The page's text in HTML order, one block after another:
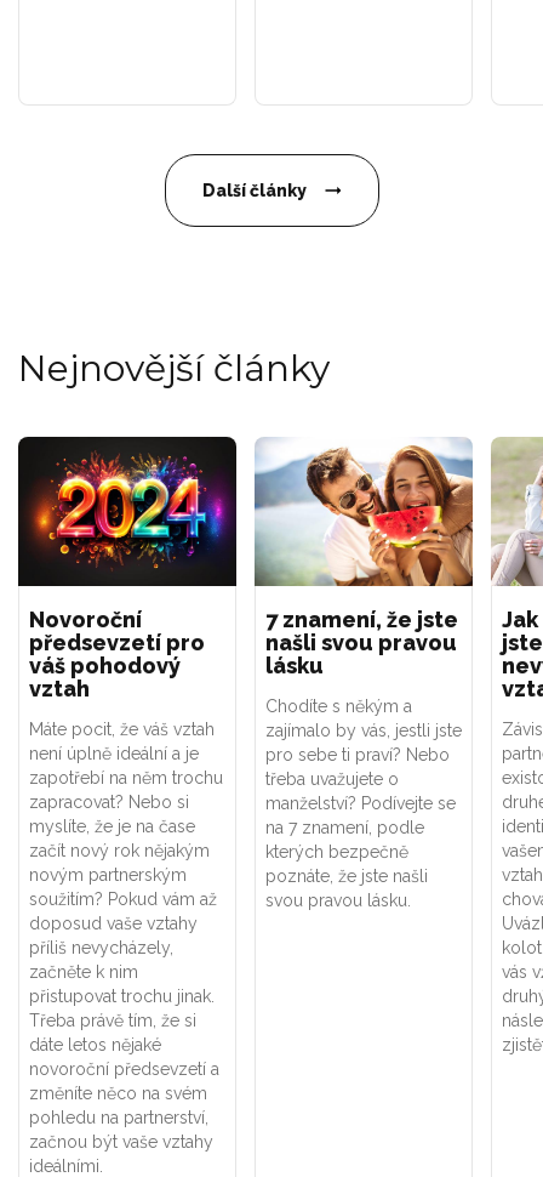
Další články
Nejnovější články
Novoroční
předsevzetí pro
váš pohodový
vztah
Máte pocit, že váš vztah
není úplně ideální a je
zapotřebí na něm trochu
zapracovat? Nebo si
myslíte, že je na čase
začít nový rok nějakým
novým partnerským
soužitím? Pokud vám až
doposud vaše vztahy
příliš nevycházely,
začněte k nim
přistupovat trochu jinak.
Třeba právě tím, že si
dáte letos nějaké
novoroční předsevzetí a
změníte něco na svém
pohledu na partnerství,
začnou být vaše vztahy
ideálními.
7 znamení, že jste
našli svou pravou
lásku
Chodíte s někým a
zajímalo by vás, jestli jste
pro sebe ti praví? Nebo
třeba uvažujete o
manželství? Podívejte se
na 7 znamení, podle
kterých bezpečně
poznáte, že jste našli
svou pravou lásku.
vás